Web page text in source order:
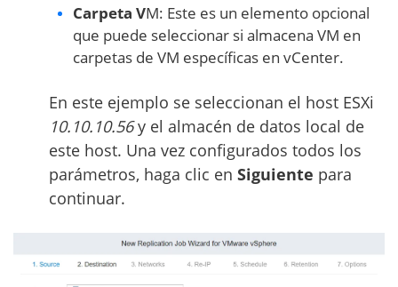
Carpeta VM: Este es un elemento opcional
que puede seleccionar si almacena VM en
carpetas de VM específicas en vCenter.
En este ejemplo se seleccionan el host ESXi
10.10.10.56y el almacén de datos local de
este host. Una vez configurados todos los
parámetros, haga clic en Siguiente para
continuar.